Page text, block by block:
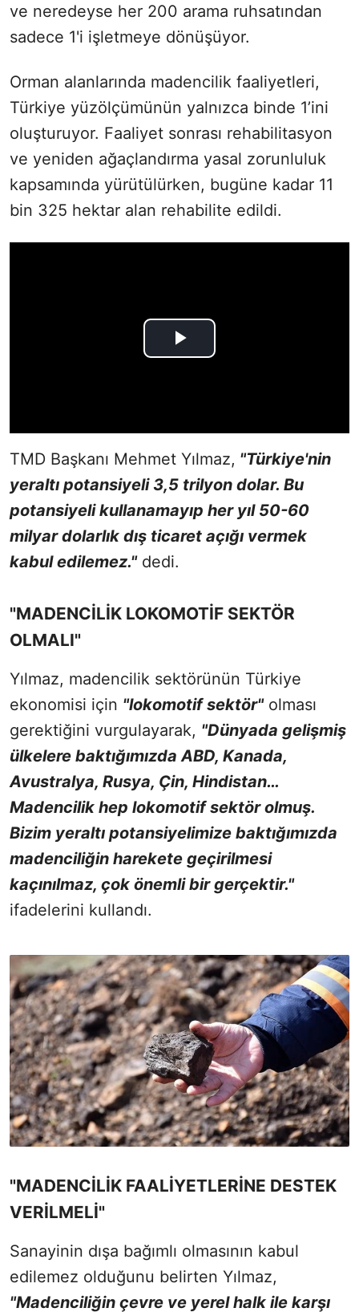
ve neredeyse her 200 arama ruhsatından
sadece 1'i işletmeye dönüşüyor.
Orman alanlarında madencilik faaliyetleri,
Türkiye yüzölçümünün yalnızca binde 1’ini
oluşturuyor. Faaliyet sonrası rehabilitasyon
ve yeniden ağaçlandırma yasal zorunluluk
kapsamında yürütülürken, bugüne kadar 11
bin 325 hektar alan rehabilite edildi.
TMD Başkanı Mehmet Yılmaz, "Türkiye'nin
yeraltı potansiyeli 3,5 trilyon dolar. Bu
potansiyeli kullanamayıp her yıl 50-60
milyar dolarlık dış ticaret açığı vermek
kabul edilemez."dedi.
"MADENCİLİK LOKOMOTİF SEKTÖR
OLMALI"
Yılmaz, madencilik sektörünün Türkiye
ekonomisi için "lokomotif sektör"olması
gerektiğini vurgulayarak, "Dünyada gelişmiş
ülkelere baktığımızda ABD, Kanada,
Avustralya, Rusya, Çin, Hindistan…
Madencilik hep lokomotif sektör olmuş.
Bizim yeraltı potansiyelimize baktığımızda
madenciliğin harekete geçirilmesi
kaçınılmaz, çok önemli bir gerçektir."
ifadelerini kullandı.
"MADENCİLİK FAALİYETLERİNE DESTEK
VERİLMELİ"
Sanayinin dışa bağımlı olmasının kabul
edilemez olduğunu belirten Yılmaz,
"Madenciliğin çevre ve yerel halk ile karşı